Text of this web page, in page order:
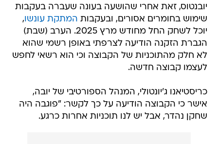
יובנטוס, זאת אחרי שהושעה בעונה שעברה בעקבות
שימוש בחומרים אסורים, ובעקבות המתקת עונשו,
יוכל לשחק החל מחודש מרץ 2025. הערב (שבת)
הגברת הזקנה הודיעה לצרפתי באופן רשמי שהוא
לא חלק מהתוכניות של הקבוצה וכי הוא רשאי לחפש
לעצמו קבוצה חדשה.
כריסטיאנו ג'יונטולי, המנהל הספורטיבי של יובה,
אישר כי הקבוצה הודיעה על כך לקשר: "פוגבה היה
שחקן נהדר, אבל יש לנו תוכניות אחרות כרגע.